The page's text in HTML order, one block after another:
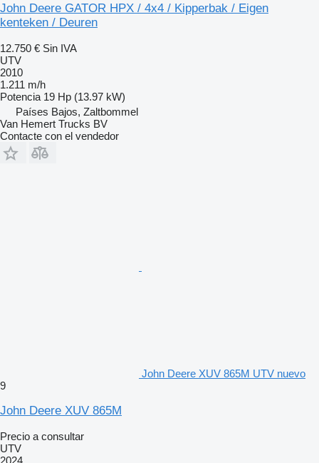
John Deere GATOR HPX / 4x4 / Kipperbak / Eigen
kenteken / Deuren
12.750 € Sin IVA
UTV
2010
1.211 m/h
Potencia 19 Hp (13.97 kW)
Países Bajos, Zaltbommel
Van Hemert Trucks BV
Contacte con el vendedor
John Deere XUV 865M UTV nuevo
9
John Deere XUV 865M
Precio a consultar
UTV
2024